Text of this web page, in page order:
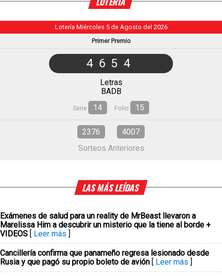
Lotería Miércoles 5 de Agosto del 2026
Primer Premio
4654
Letras
BADB
Serie 14 Folio 15
2376
4007
Sorteos Anteriores
LAS MÁS LEÍDAS
Exámenes de salud para un reality de MrBeast llevaron a
Marelissa Him a descubrir un misterio que la tiene al borde +
VIDEOS [ Leer más ]
Cancillería confirma que panameño regresa lesionado desde
Rusia y que pagó su propio boleto de avión [ Leer más ]